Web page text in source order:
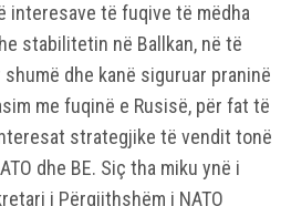
interesave të fuqive të mëdha
stabilitetin në Ballkan, në të
dhe kanë siguruar praninë
me fuqinë e Rusisë, për fat të
strategjike të vendit tonë
dhe BE. Siç tha miku ynë i
i Përgjithshëm i NATO